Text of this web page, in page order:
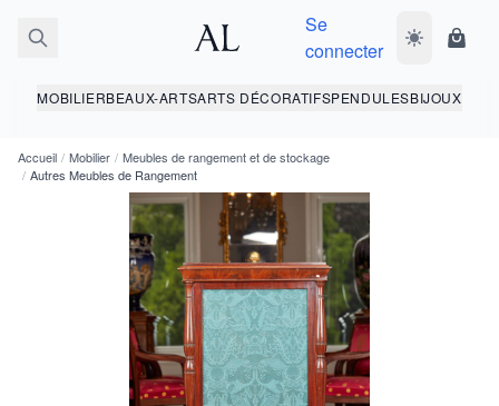
Se
connecter
Basculer le
MOBILIERBEAUX-ARTSARTS DÉCORATIFSPENDULESBIJOUX
Accueil / Mobilier / Meubles de rangement et de stockage
/ Autres Meubles de Rangement